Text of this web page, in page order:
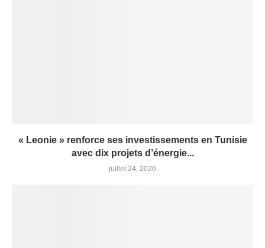
« Leonie » renforce ses investissements en Tunisie
avec dix projets d’énergie...
juillet 24, 2026